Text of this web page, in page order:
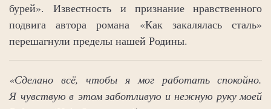
бурей». Известность и признание нравственного
подвига автора романа «Как закалялась сталь»
перешагнули пределы нашей Родины.
«Сделано всё, чтобы я мог работать спокойно.
Я чувствую в этом заботливую и нежную руку моей